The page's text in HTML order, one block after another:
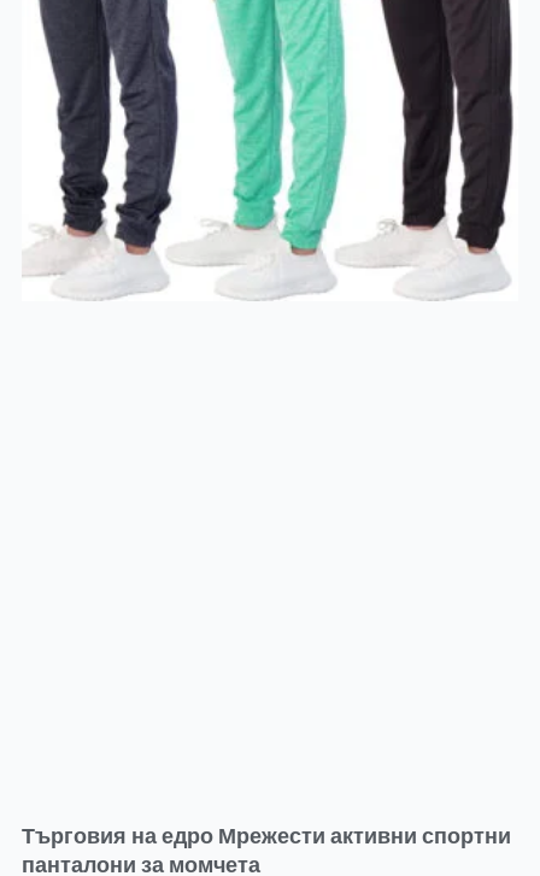
Търговия на едро Мрежести активни спортни
панталони за момчета